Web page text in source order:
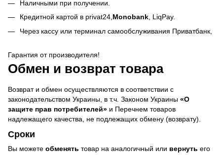
Наличными при получении.
Кредитной картой в privat24, Monobank LiqPay.
Через кассу или терминал самообслуживания Приватбанк,
Гарантия от производителя!
Обмен и возврат товара
Возврат и обмен осуществляются в соответствии с
законодательством Украины, в т.ч. Законом Украины «О
защите прав потребителей» и Перечнем товаров
надлежащего качества, не подлежащих обмену (возврату).
Сроки
Вы можете обменять товар на аналогичный или вернуть его